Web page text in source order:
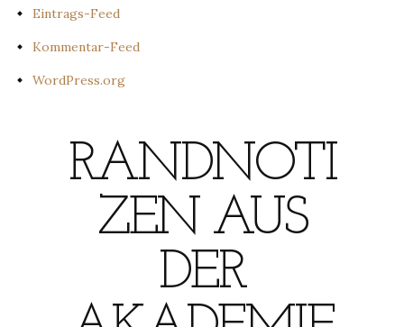
Eintrags-Feed
Kommentar-Feed
WordPress.org
RANDNOTI
ZEN AUS
DER